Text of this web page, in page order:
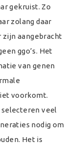
gekruist. Zo
zolang daar
aangebracht
ggo’s. Het
van genen
voorkomt.
veel
nodig om
Het is